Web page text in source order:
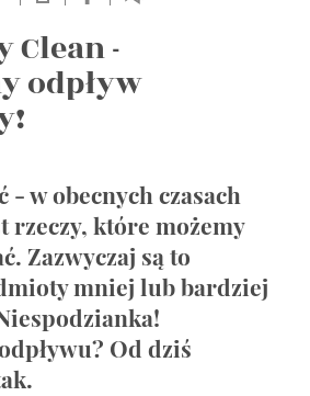
Clean -
odpływ
w obecnych czasach
rzeczy, które możemy
Zazwyczaj są to
mniej lub bardziej
Od dziś